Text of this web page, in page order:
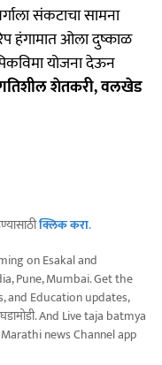
संकटाचा सामना
हंगामात ओला दुष्काळ
योजना देऊन
शेतकरी, वलखेड
क्लिक करा.
on Esakal and
Pune, Mumbai. Get the
and Education updates,
घडामोडी. And Live taja batmya
news Channel app